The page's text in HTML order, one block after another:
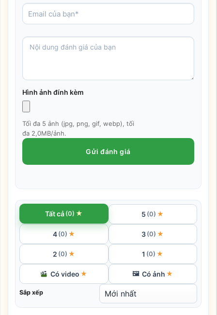
Hình ảnh đính kèm
Tối đa 5 ảnh (jpg, png, gif, webp), tối
đa 2,0MB/ảnh.
Gửi đánh giá
Tất cả (0) ★ 5 (0) ★
4 (0) ★ 3 (0) ★
2 (0) ★ 1 (0) ★
Có video ★ 🖼 Có ảnh ★
Sắp xếp